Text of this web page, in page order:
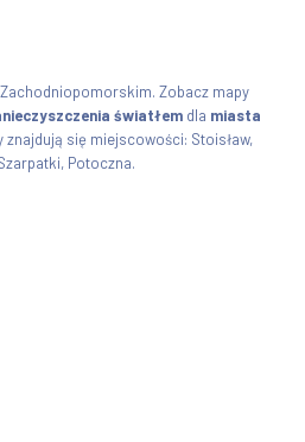
Zobacz mapy
światłem dla miasta
znajdują się miejscowości: Stoisław,
Potoczna.